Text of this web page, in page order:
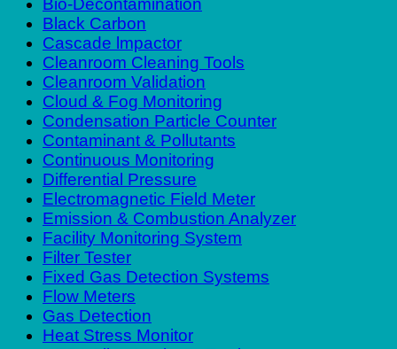
Bio-Decontamination
Black Carbon
Cascade lmpactor
Cleanroom Cleaning Tools
Cleanroom Validation
Cloud & Fog Monitoring
Condensation Particle Counter
Contaminant & Pollutants
Continuous Monitoring
Differential Pressure
Electromagnetic Field Meter
Emission & Combustion Analyzer
Facility Monitoring System
Filter Tester
Fixed Gas Detection Systems
Flow Meters
Gas Detection
Heat Stress Monitor